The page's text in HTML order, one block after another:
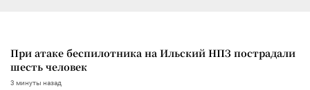
При атаке беспилотника на Ильский НПЗ пострадали
шесть человек
3 минуты назад